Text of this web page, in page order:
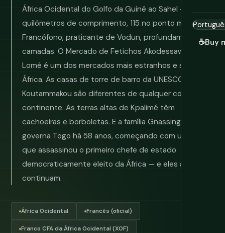
☕Buy
África Ocidental do Golfo da Guiné ao Sahel — 550
quilômetros de comprimento, 115 no ponto mais largo.
Francófono, praticante de Vodun, profundamente em
camadas. O Mercado de Fetichos Akodessawa de
Lomé é um dos mercados mais estranhos e sérios da
África. As casas de torre de barro da UNESCO em
Koutammakou são diferentes de qualquer coisa no
continente. As terras altas de Kpalimé têm
cachoeiras e borboletas. E a família Gnassingbé
governa Togo há 58 anos, começando com um golpe
que assassinou o primeiro chefe de estado
democraticamente eleito da África — e eles ainda
continuam.
África Ocidental Francês (oficial)
Franco CFA da África Ocidental (XOF)